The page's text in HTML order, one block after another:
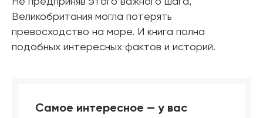
Великобритания могла потерять
превосходство на море. И книга полна
подобных интересных фактов и историй.
Самое интересное — у вас